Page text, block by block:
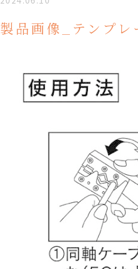
製品画像_テンプレ